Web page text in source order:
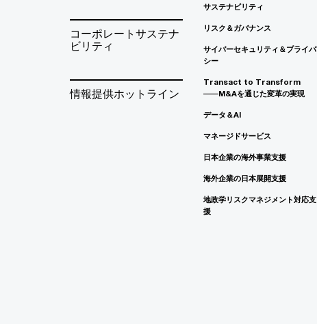
コーポレートサステナ
ビリティ
情報提供ホットライン
サステナビリティ
リスク＆ガバナンス
サイバーセキュリティ＆プライバ
シー
Transact to Transform
――M&Aを通じた変革の実現
データ＆AI
マネージドサービス
日本企業の海外事業支援
海外企業の日本展開支援
地政学リスクマネジメント対応支
援